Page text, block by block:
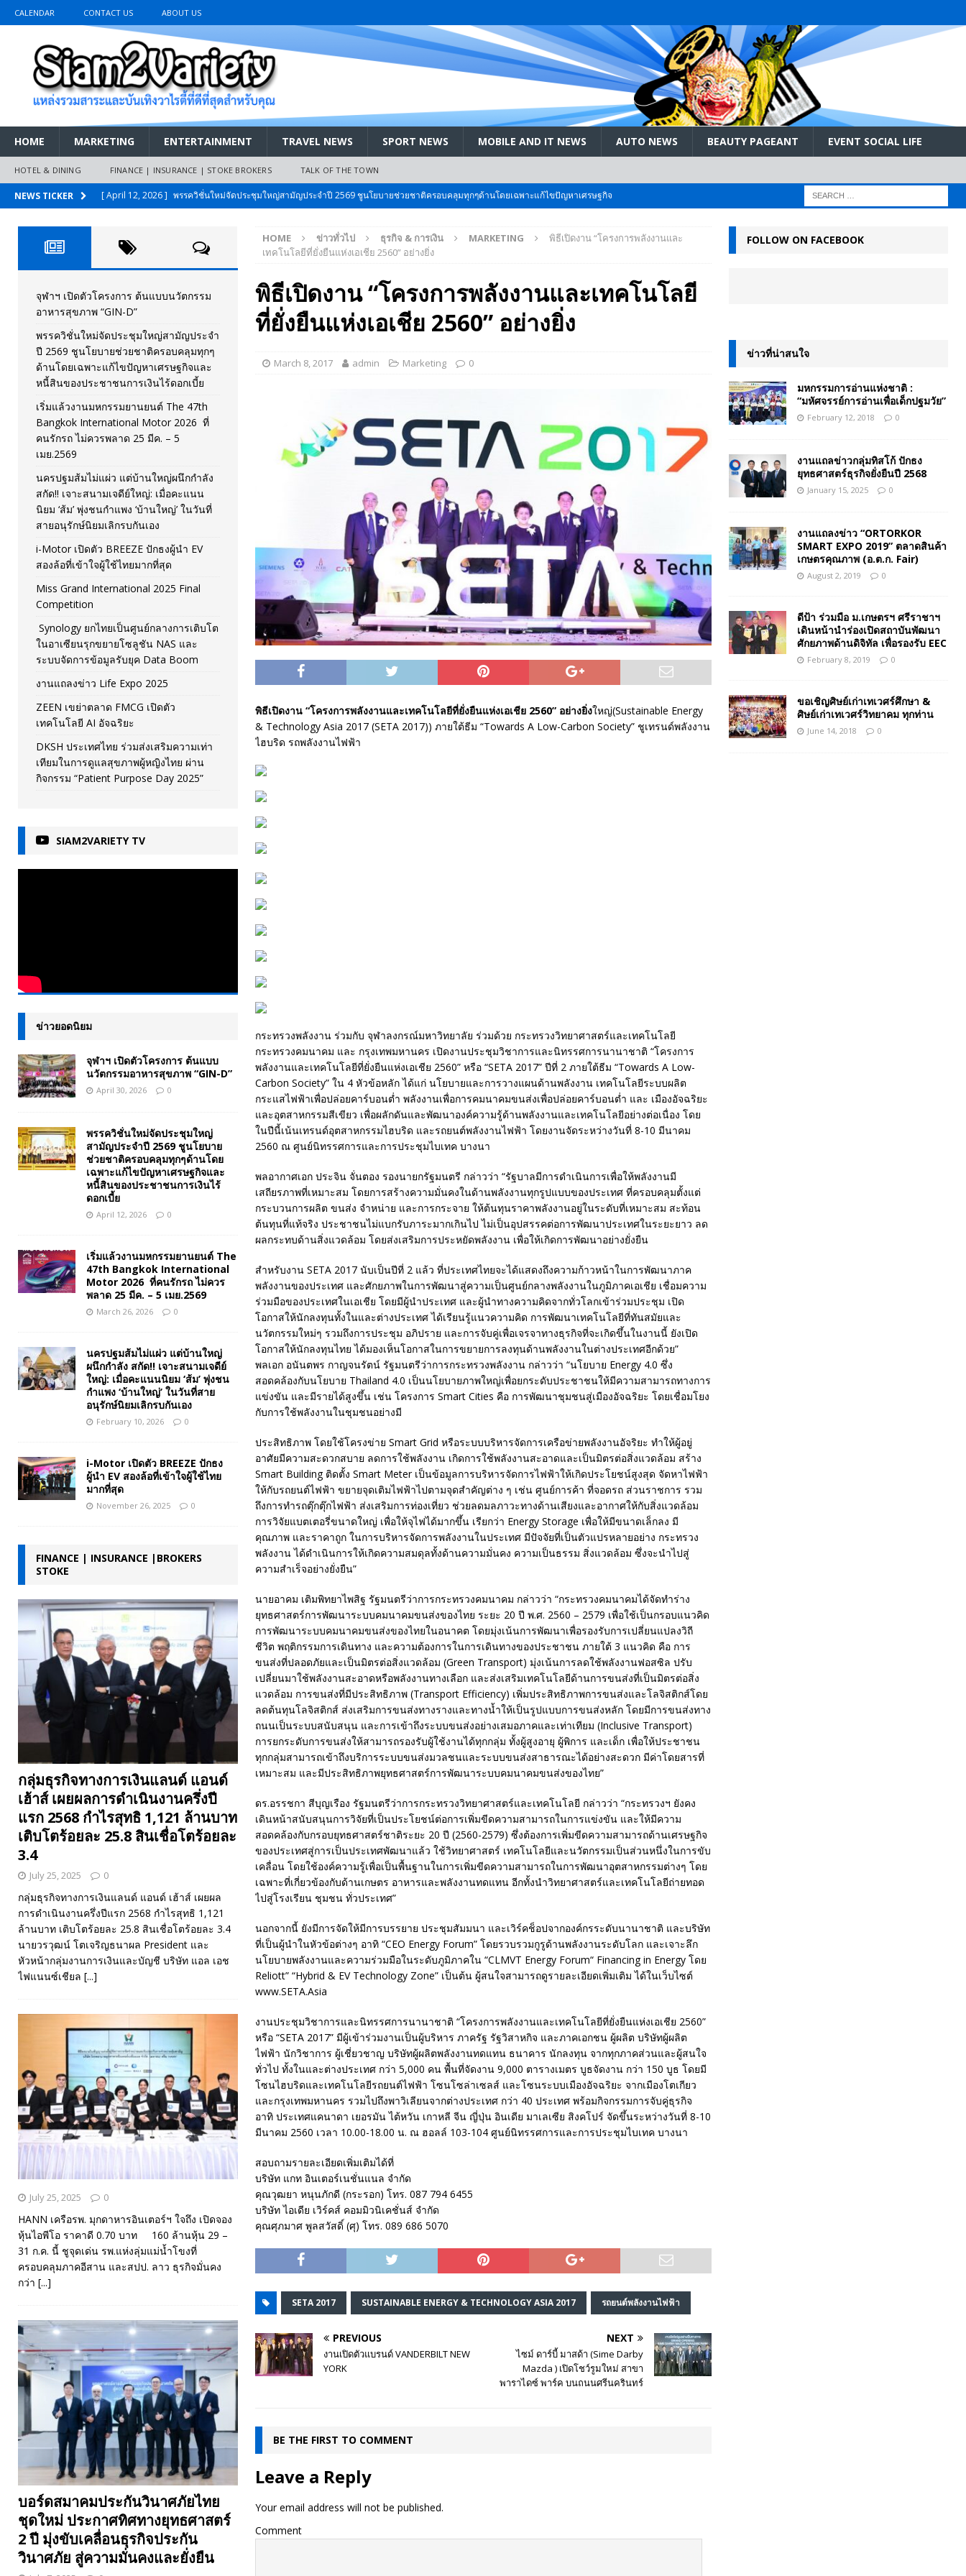
CALENDAR CONTACT US ABOUT US
HOME MARKETING ENTERTAINMENT TRAVEL NEWS SPORT NEWS MOBILE AND IT NEWS AUTO NEWS BEAUTY PAGEANT EVENT SOCIAL LIFE
HOTEL & DINING FINANCE | INSURANCE | STOKE BROKERS TALK OF THE TOWN
NEWS TICKER [ April 12, 2026 ] พรรควิชั่นใหม่จัดประชุมใหญ่สามัญประจำปี 2569 ชูนโยบายช่วยชาติครอบคลุมทุกๆด้านโดยเฉพาะแก้ไขปัญหาเศรษฐกิจ
[ March 26, 2026 ]
เริ่มแล้วงานมหกรรมยานยนต์ The 47th Bangkok International Motor 2026 ที่คนรักรถ ไม่ควรพลาด 25 มีค. – 5
เมย.2569
AUTO NEWS
[ February 10, 2026 ] นครปฐมส้มไม่แผ่ว แต่บ้านใหญ่ผนึกกำลัง สกัด!! เจาะสนามเจดีย์ใหญ่: เมื่อคะแนนนิยม ‘ส้ม’ พุ่งชนกำแพง ‘บ้านใหญ่’ ใน
วันที่สายอนุรักษ์นิยมเลิกรบกันเอง
PR NEWS
[ November 26, 2025 ] i-Motor เปิดตัว BREEZE ปักธงผู้นำ EV สองล้อที่เข้าใจผู้ใช้ไทยมากที่สุด
[ April 30, 2026 ] จุฬาฯ เปิดตัวโครงการ ต้นแบบนวัตกรรมอาหารสุขภาพ “GIN-D” EVENT SOCIAL LIFE
HOME ข่าวทั่วไป ธุรกิจ & การเงิน MARKETING
พิธีเปิดงาน “โครงการพลังงานและ
เทคโนโลยีที่ยั่งยืนแห่งเอเชีย 2560” อย่างยิ่ง
พิธีเปิดงาน “โครงการพลังงานและเทคโนโลยี
ที่ยั่งยืนแห่งเอเชีย 2560” อย่างยิ่ง
March 8, 2017 admin Marketing 0
พิธีเปิดงาน “โครงการพลังงานและเทคโนโลยีที่ยั่งยืนแห่งเอเชีย 2560” อย่างยิ่งใหญ่(Sustainable Energy
& Technology Asia 2017 (SETA 2017)) ภายใต้ธีม “Towards A Low-Carbon Society” ชูเทรนด์พลังงาน
ไฮบริด รถพลังงานไฟฟ้า
กระทรวงพลังงาน ร่วมกับ จุฬาลงกรณ์มหาวิทยาลัย ร่วมด้วย กระทรวงวิทยาศาสตร์และเทคโนโลยี
กระทรวงคมนาคม และ กรุงเทพมหานคร เปิดงานประชุมวิชาการและนิทรรศการนานาชาติ “โครงการ
พลังงานและเทคโนโลยีที่ยั่งยืนแห่งเอเชีย 2560” หรือ “SETA 2017” ปีที่ 2 ภายใต้ธีม “Towards A Low-
Carbon Society” ใน 4 หัวข้อหลัก ได้แก่ นโยบายและการวางแผนด้านพลังงาน เทคโนโลยีระบบผลิต
กระแสไฟฟ้าเพื่อปล่อยคาร์บอนต่ำ พลังงานเพื่อการคมนาคมขนส่งเพื่อปล่อยคาร์บอนต่ำ และ เมืองอัจฉริยะ
และอุตสาหกรรมสีเขียว เพื่อผลักดันและพัฒนาองค์ความรู้ด้านพลังงานและเทคโนโลยีอย่างต่อเนื่อง โดย
ในปีนี้เน้นเทรนด์อุตสาหกรรมไฮบริด และรถยนต์พลังงานไฟฟ้า โดยงานจัดระหว่างวันที่ 8-10 มีนาคม
2560 ณ ศูนย์นิทรรศการและการประชุมไบเทค บางนา
พลอากาศเอก ประจิน จั่นตอง รองนายกรัฐมนตรี กล่าวว่า “รัฐบาลมีการดำเนินการเพื่อให้พลังงานมี
เสถียรภาพที่เหมาะสม โดยการสร้างความมั่นคงในด้านพลังงานทุกรูปแบบของประเทศ ที่ครอบคลุมตั้งแต่
กระบวนการผลิต ขนส่ง จำหน่าย และการกระจาย ให้ต้นทุนราคาพลังงานอยู่ในระดับที่เหมาะสม สะท้อน
ต้นทุนที่แท้จริง ประชาชนไม่แบกรับภาระมากเกินไป ไม่เป็นอุปสรรคต่อการพัฒนาประเทศในระยะยาว ลด
ผลกระทบด้านสิ่งแวดล้อม โดยส่งเสริมการประหยัดพลังงาน เพื่อให้เกิดการพัฒนาอย่างยั่งยืน
สำหรับงาน SETA 2017 นับเป็นปีที่ 2 แล้ว ที่ประเทศไทยจะได้แสดงถึงความก้าวหน้าในการพัฒนาภาค
พลังงานของประเทศ และศักยภาพในการพัฒนาสู่ความเป็นศูนย์กลางพลังงานในภูมิภาคเอเชีย เชื่อมความ
ร่วมมือของประเทศในเอเชีย โดยมีผู้นำประเทศ และผู้นำทางความคิดจากทั่วโลกเข้าร่วมประชุม เปิด
โอกาสให้นักลงทุนทั้งในและต่างประเทศ ได้เรียนรู้แนวความคิด การพัฒนาเทคโนโลยีที่ทันสมัยและ
นวัตกรรมใหม่ๆ รวมถึงการประชุม อภิปราย และการจับคู่เพื่อเจรจาทางธุรกิจที่จะเกิดขึ้นในงานนี้ ยังเปิด
โอกาสให้นักลงทุนไทย ได้มองเห็นโอกาสในการขยายการลงทุนด้านพลังงานในต่างประเทศอีกด้วย”
พลเอก อนันตพร กาญจนรัตน์ รัฐมนตรีว่าการกระทรวงพลังงาน กล่าวว่า “นโยบาย Energy 4.0 ซึ่ง
สอดคล้องกับนโยบาย Thailand 4.0 เป็นนโยบายภาพใหญ่เพื่อยกระดับประชาชนให้มีความสามารถทางการ
แข่งขัน และมีรายได้สูงขึ้น เช่น โครงการ Smart Cities คือ การพัฒนาชุมชนสู่เมืองอัจฉริยะ โดยเชื่อมโยง
กับการใช้พลังงานในชุมชนอย่างมี
ประสิทธิภาพ โดยใช้โครงข่าย Smart Grid หรือระบบบริหารจัดการเครือข่ายพลังงานอัจริยะ ทำให้ผู้อยู่
อาศัยมีความสะดวกสบาย ลดการใช้พลังงาน เกิดการใช้พลังงานสะอาดและเป็นมิตรต่อสิ่งแวดล้อม สร้าง
Smart Building ติดตั้ง Smart Meter เป็นข้อมูลการบริหารจัดการไฟฟ้าให้เกิดประโยชน์สูงสุด จัดหาไฟฟ้า
ให้กับรถยนต์ไฟฟ้า ขยายจุดเติมไฟฟ้าไปตามจุดสำคัญต่าง ๆ เช่น ศูนย์การค้า ที่จอดรถ ส่วนราชการ รวม
ถึงการทำรถตุ๊กตุ๊กไฟฟ้า ส่งเสริมการท่องเที่ยว ช่วยลดมลภาวะทางด้านเสียงและอากาศให้กับสิ่งแวดล้อม
การวิจัยแบตเตอรี่ขนาดใหญ่ เพื่อให้จุไฟได้มากขึ้น เรียกว่า Energy Storage เพื่อให้มีขนาดเล็กลง มี
คุณภาพ และราคาถูก ในการบริหารจัดการพลังงานในประเทศ มีปัจจัยที่เป็นตัวแปรหลายอย่าง กระทรวง
พลังงาน ได้ดำเนินการให้เกิดความสมดุลทั้งด้านความมั่นคง ความเป็นธรรม สิ่งแวดล้อม ซึ่งจะนำไปสู่
ความสำเร็จอย่างยั่งยืน”
นายอาคม เติมพิทยาไพสิฐ รัฐมนตรีว่าการกระทรวงคมนาคม กล่าวว่า “กระทรวงคมนาคมได้จัดทำร่าง
ยุทธศาสตร์การพัฒนาระบบคมนาคมขนส่งของไทย ระยะ 20 ปี พ.ศ. 2560 – 2579 เพื่อใช้เป็นกรอบแนวคิด
การพัฒนาระบบคมนาคมขนส่งของไทยในอนาคต โดยมุ่งเน้นการพัฒนาเพื่อรองรับการเปลี่ยนแปลงวิถี
ชีวิต พฤติกรรมการเดินทาง และความต้องการในการเดินทางของประชาชน ภายใต้ 3 แนวคิด คือ การ
ขนส่งที่ปลอดภัยและเป็นมิตรต่อสิ่งแวดล้อม (Green Transport) มุ่งเน้นการลดใช้พลังงานฟอสซิล ปรับ
เปลี่ยนมาใช้พลังงานสะอาดหรือพลังงานทางเลือก และส่งเสริมเทคโนโลยีด้านการขนส่งที่เป็นมิตรต่อสิ่ง
แวดล้อม การขนส่งที่มีประสิทธิภาพ (Transport Efficiency) เพิ่มประสิทธิภาพการขนส่งและโลจิสติกส์โดย
ลดต้นทุนโลจิสติกส์ ส่งเสริมการขนส่งทางรางและทางน้ำให้เป็นรูปแบบการขนส่งหลัก โดยมีการขนส่งทาง
ถนนเป็นระบบสนับสนุน และการเข้าถึงระบบขนส่งอย่างเสมอภาคและเท่าเทียม (Inclusive Transport)
การยกระดับการขนส่งให้สามารถรองรับผู้ใช้งานได้ทุกกลุ่ม ทั้งผู้สูงอายุ ผู้พิการ และเด็ก เพื่อให้ประชาชน
ทุกกลุ่มสามารถเข้าถึงบริการระบบขนส่งมวลชนและระบบขนส่งสาธารณะได้อย่างสะดวก มีค่าโดยสารที่
เหมาะสม และมีประสิทธิภาพยุทธศาสตร์การพัฒนาระบบคมนาคมขนส่งของไทย”
ดร.อรรชกา สีบุญเรือง รัฐมนตรีว่าการกระทรวงวิทยาศาสตร์และเทคโนโลยี กล่าวว่า “กระทรวงฯ ยังคง
เดินหน้าสนับสนุนการวิจัยที่เป็นประโยชน์ต่อการเพิ่มขีดความสามารถในการแข่งขัน และให้มีความ
สอดคล้องกับกรอบยุทธศาสตร์ชาติระยะ 20 ปี (2560-2579) ซึ่งต้องการเพิ่มขีดความสามารถด้านเศรษฐกิจ
ของประเทศสู่การเป็นประเทศพัฒนาแล้ว ใช้วิทยาศาสตร์ เทคโนโลยีและนวัตกรรมเป็นส่วนหนึ่งในการขับ
เคลื่อน โดยใช้องค์ความรู้เพื่อเป็นพื้นฐานในการเพิ่มขีดความสามารถในการพัฒนาอุตสาหกรรมต่างๆ โดย
เฉพาะที่เกี่ยวข้องกับด้านเกษตร อาหารและพลังงานทดแทน อีกทั้งนำวิทยาศาสตร์และเทคโนโลยีถ่ายทอด
ไปสู่โรงเรียน ชุมชน ทั่วประเทศ”
นอกจากนี้ ยังมีการจัดให้มีการบรรยาย ประชุมสัมมนา และเวิร์คช็อปจากองค์กรระดับนานาชาติ และบริษัท
ที่เป็นผู้นำในหัวข้อต่างๆ อาทิ “CEO Energy Forum” โดยรวบรวมกูรูด้านพลังงานระดับโลก และเจาะลึก
นโยบายพลังงานและความร่วมมือในระดับภูมิภาคใน “CLMVT Energy Forum“ Financing in Energy โดย
Reliott” “Hybrid & EV Technology Zone” เป็นต้น ผู้สนใจสามารถดูรายละเอียดเพิ่มเติม ได้ในเว็บไซต์
www.SETA.Asia
งานประชุมวิชาการและนิทรรศการนานาชาติ “โครงการพลังงานและเทคโนโลยีที่ยั่งยืนแห่งเอเชีย 2560”
หรือ “SETA 2017” มีผู้เข้าร่วมงานเป็นผู้บริหาร ภาครัฐ รัฐวิสาหกิจ และภาคเอกชน ผู้ผลิต บริษัทผู้ผลิต
ไฟฟ้า นักวิชาการ ผู้เชี่ยวชาญ บริษัทผู้ผลิตพลังงานทดแทน ธนาคาร นักลงทุน จากทุกภาคส่วนและผู้สนใจ
ทั่วไป ทั้งในและต่างประเทศ กว่า 5,000 คน พื้นที่จัดงาน 9,000 ตารางเมตร บูธจัดงาน กว่า 150 บูธ โดยมี
โซนไฮบริดและเทคโนโลยีรถยนต์ไฟฟ้า โซนโซล่าเซลส์ และโซนระบบเมืองอัจฉริยะ จากเมืองโตเกียว
และกรุงเทพมหานคร รวมไปถึงพาวิเลียนจากต่างประเทศ กว่า 40 ประเทศ พร้อมกิจกรรมการจับคู่ธุรกิจ
อาทิ ประเทศแคนาดา เยอรมัน ไต้หวัน เกาหลี จีน ญี่ปุ่น อินเดีย มาเลเซีย สิงคโปร์ จัดขึ้นระหว่างวันที่ 8-10
มีนาคม 2560 เวลา 10.00-18.00 น. ณ ฮอลล์ 103-104 ศูนย์นิทรรศการและการประชุมไบเทค บางนา
สอบถามรายละเอียดเพิ่มเติมได้ที่
บริษัท แกท อินเตอร์เนชั่นแนล จำกัด
คุณวุฒยา หนุนภักดี (กระรอก) โทร. 087 794 6455
บริษัท ไอเดีย เวิร์คส์ คอมมิวนิเคชั่นส์ จำกัด
คุณศุภมาศ พูลสวัสดิ์ (ศุ) โทร. 089 686 5070
SETA 2017 SUSTAINABLE ENERGY & TECHNOLOGY ASIA 2017 รถยนต์พลังงานไฟฟ้า
PREVIOUS
งานเปิดตัวแบรนด์ VANDERBILT NEW
YORK
NEXT
ไซม์ ดาร์บี้ มาสด้า (Sime Darby
Mazda ) เปิดโชว์รูมใหม่ สาขา
พาราไดซ์ พาร์ค บนถนนศรีนครินทร์
BE THE FIRST TO COMMENT
Leave a Reply
Your email address will not be published.
Comment
จุฬาฯ เปิดตัวโครงการ ต้นแบบนวัตกรรม
อาหารสุขภาพ “GIN-D”
พรรควิชั่นใหม่จัดประชุมใหญ่สามัญประจำ
ปี 2569 ชูนโยบายช่วยชาติครอบคลุมทุกๆ
ด้านโดยเฉพาะแก้ไขปัญหาเศรษฐกิจและ
หนี้สินของประชาชนการเงินไร้ดอกเบี้ย
เริ่มแล้วงานมหกรรมยานยนต์ The 47th
Bangkok International Motor 2026 ที่
คนรักรถ ไม่ควรพลาด 25 มีค. – 5
เมย.2569
นครปฐมส้มไม่แผ่ว แต่บ้านใหญ่ผนึกกำลัง
สกัด!! เจาะสนามเจดีย์ใหญ่: เมื่อคะแนน
นิยม ‘ส้ม’ พุ่งชนกำแพง ‘บ้านใหญ่’ ในวันที่
สายอนุรักษ์นิยมเลิกรบกันเอง
i-Motor เปิดตัว BREEZE ปักธงผู้นำ EV
สองล้อที่เข้าใจผู้ใช้ไทยมากที่สุด
Miss Grand International 2025 Final
Competition
Synology ยกไทยเป็นศูนย์กลางการเติบโต
ในอาเซียนรุกขยายโซลูชัน NAS และ
ระบบจัดการข้อมูลรับยุค Data Boom
งานแถลงข่าว Life Expo 2025
ZEEN เขย่าตลาด FMCG เปิดตัว
เทคโนโลยี AI อัจฉริยะ
DKSH ประเทศไทย ร่วมส่งเสริมความเท่า
เทียมในการดูแลสุขภาพผู้หญิงไทย ผ่าน
กิจกรรม “Patient Purpose Day 2025”
SIAM2VARIETY TV
ข่าวยอดนิยม
จุฬาฯ เปิดตัวโครงการ ต้นแบบ
นวัตกรรมอาหารสุขภาพ “GIN-D”
April 30, 2026 0
พรรควิชั่นใหม่จัดประชุมใหญ่
สามัญประจำปี 2569 ชูนโยบาย
ช่วยชาติครอบคลุมทุกๆด้านโดย
เฉพาะแก้ไขปัญหาเศรษฐกิจและ
หนี้สินของประชาชนการเงินไร้
ดอกเบี้ย
April 12, 2026 0
เริ่มแล้วงานมหกรรมยานยนต์ The
47th Bangkok International
Motor 2026 ที่คนรักรถ ไม่ควร
พลาด 25 มีค. – 5 เมย.2569
March 26, 2026 0
นครปฐมส้มไม่แผ่ว แต่บ้านใหญ่
ผนึกกำลัง สกัด!! เจาะสนามเจดีย์
ใหญ่: เมื่อคะแนนนิยม ‘ส้ม’ พุ่งชน
กำแพง ‘บ้านใหญ่’ ในวันที่สาย
อนุรักษ์นิยมเลิกรบกันเอง
February 10, 2026 0
i-Motor เปิดตัว BREEZE ปักธง
ผู้นำ EV สองล้อที่เข้าใจผู้ใช้ไทย
มากที่สุด
November 26, 2025 0
FINANCE | INSURANCE |BROKERS
STOKE
กลุ่มธุรกิจทางการเงินแลนด์ แอนด์
เฮ้าส์ เผยผลการดำเนินงานครึ่งปี
แรก 2568 กำไรสุทธิ 1,121 ล้านบาท
เติบโตร้อยละ 25.8 สินเชื่อโตร้อยละ
3.4
July 25, 2025 0
กลุ่มธุรกิจทางการเงินแลนด์ แอนด์ เฮ้าส์ เผยผล
การดำเนินงานครึ่งปีแรก 2568 กำไรสุทธิ 1,121
ล้านบาท เติบโตร้อยละ 25.8 สินเชื่อโตร้อยละ 3.4
นายวรวุฒน์ โตเจริญธนาผล President และ
หัวหน้ากลุ่มงานการเงินและบัญชี บริษัท แอล เอช
ไฟแนนซ์เชียล [...]
July 25, 2025 0
HANN เครือรพ. มุกดาหารอินเตอร์ฯ ใจถึง เปิดจอง
หุ้นไอพีโอ ราคาดี 0.70 บาท 160 ล้านหุ้น 29 –
31 ก.ค. นี้ ชูจุดเด่น รพ.แห่งลุ่มแม่น้ำโขงที่
ครอบคลุมภาคอีสาน และสปป. ลาว ธุรกิจมั่นคง
กว่า [...]
บอร์ดสมาคมประกันวินาศภัยไทย
ชุดใหม่ ประกาศทิศทางยุทธศาสตร์
2 ปี มุ่งขับเคลื่อนธุรกิจประกัน
วินาศภัย สู่ความมั่นคงและยั่งยืน
FOLLOW ON FACEBOOK
ข่าวที่น่าสนใจ
มหกรรมการอ่านแห่งชาติ :
“มหัศจรรย์การอ่านเพื่อเด็กปฐมวัย”
February 12, 2018 0
งานแถลข่าวกลุ่มทิสโก้ ปักธง
ยุทธศาสตร์ธุรกิจยั่งยืนปี 2568
January 15, 2025 0
งานแถลงข่าว “ORTORKOR
SMART EXPO 2019” ตลาดสินค้า
เกษตรคุณภาพ (อ.ต.ก. Fair)
August 2, 2019 0
ดีป้า ร่วมมือ ม.เกษตรฯ ศรีราชาฯ
เดินหน้านำร่องเปิดสถาบันพัฒนา
ศักยภาพด้านดิจิทัล เพื่อรองรับ EEC
February 8, 2019 0
ขอเชิญศิษย์เก่าเทเวศร์ศึกษา &
ศิษย์เก่าเทเวศร์วิทยาคม ทุกท่าน
June 14, 2018 0